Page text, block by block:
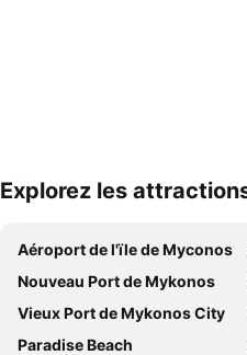
Explorez les
Aéroport de l'ïle de Myconos
Nouveau Port de Mykonos
Vieux Port de Mykonos City
Paradise Beach